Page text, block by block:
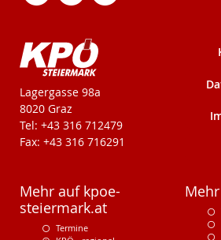
KPÖ-Steiermark
Lagergasse 98a
8020 Graz
Tel: +43 316 712479
Fax: +43 316 716291
Mehr auf kpoe-
steiermark.at
Termine